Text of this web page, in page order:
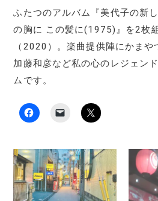
ふたつのアルバム『美代子の新
の胸に この髪に(1975)』を2枚
（2020）。楽曲提供陣にかまや
加藤和彦など私の心のレジェン
ムです。
F
a
o
k
で
共
有
す
て
友
達
に
メ
ー
ル
ク
リ
て
X
で
共
有
新